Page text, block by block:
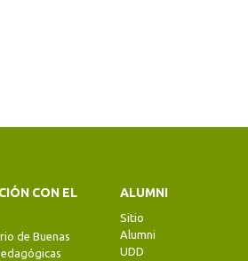
CON EL
de Buenas
ALUMNI
Sitio
Alumni
UDD